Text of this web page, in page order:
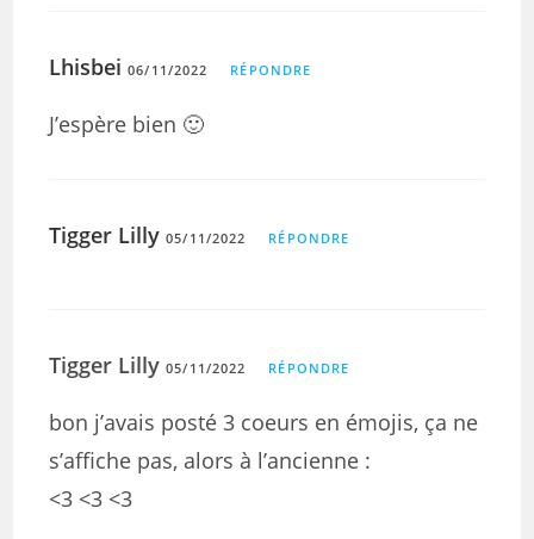
Lhisbei 06/11/2022 RÉPONDRE
J’espère bien 🙂
Tigger Lilly 05/11/2022 RÉPONDRE
Tigger Lilly05/11/2022 RÉPONDRE
bon j’avais posté 3 coeurs en émojis, ça ne
s’affiche pas, alors à l’ancienne :
<3 <3 <3